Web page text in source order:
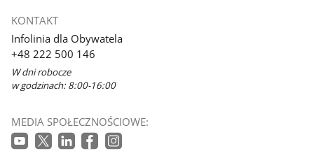
KONTAKT
Infolinia dla Obywatela
+48 222 500 146
W dni robocze
w godzinach: 8:00-16:00
MEDIA SPOŁECZNOŚCIOWE: